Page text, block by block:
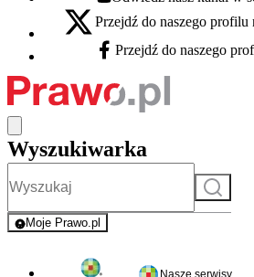
Youtube - otwiera się w nowej
X - otwiera się w nowej karcie
Przejdź do naszego
Facebook - otwiera się w nowej
Przejdź do naszego
Wyszukiwarka
Szukaj
Moje Prawo.pl
- rejestracja i logowanie do serwisu